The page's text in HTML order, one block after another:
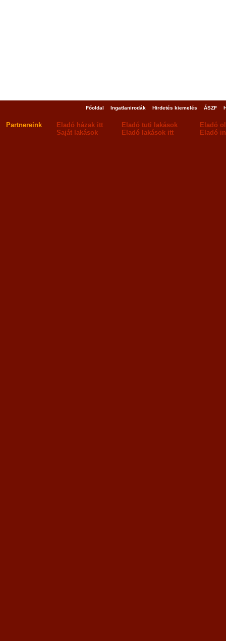
Főoldal Ingatlanirodák Hirdetés kiemelés ÁSZF
Partnereink Eladó házak itt Eladó tuti lakások
Eladó
Saját lakások
Eladó lakások itt Eladó